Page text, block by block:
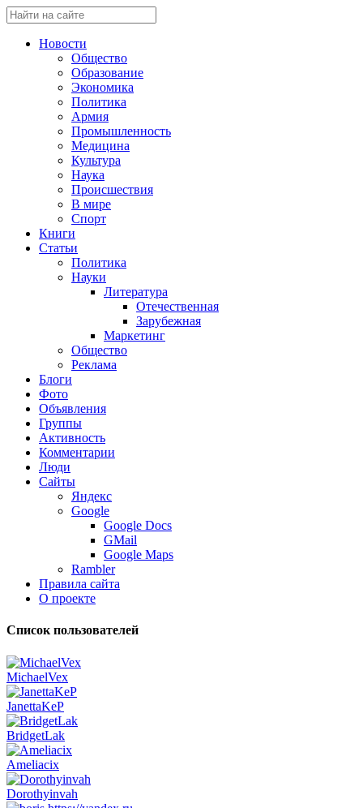
Новости
Общество
Образование
Экономика
Политика
Армия
Промышленность
Медицина
Культура
Наука
Происшествия
В мире
Спорт
Книги
Статьи
Политика
Науки
Литература
Отечественная
Зарубежная
Маркетинг
Общество
Реклама
Блоги
Фото
Объявления
Группы
Активность
Комментарии
Люди
Сайты
Яндекс
Google
Google Docs
GMail
Google Maps
Rambler
Правила сайта
О проекте
Список пользователей
MichaelVex
JanettaKeP
BridgetLak
Ameliacix
Dorothyinvah